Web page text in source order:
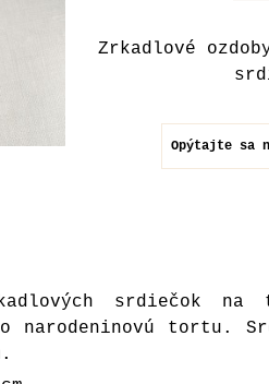
Zrkadlové
Opýtajte sa
srdiečok
narodeninovú tortu.